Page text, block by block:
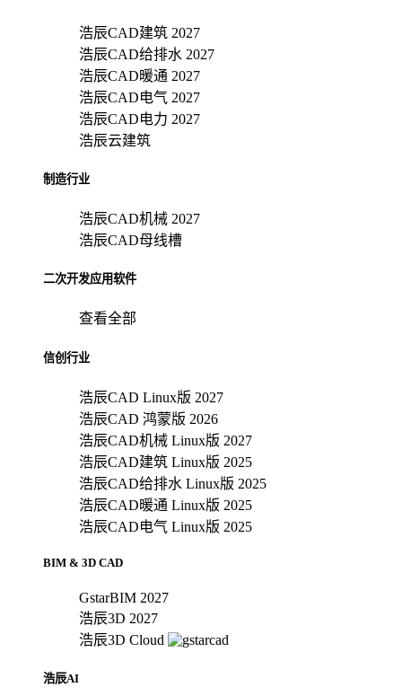
浩辰CAD建筑 2027
浩辰CAD给排水 2027
浩辰CAD暖通 2027
浩辰CAD电气 2027
浩辰CAD电力 2027
浩辰云建筑
制造行业
浩辰CAD机械 2027
浩辰CAD母线槽
二次开发应用软件
查看全部
信创行业
浩辰CAD Linux版 2027
浩辰CAD 鸿蒙版 2026
浩辰CAD机械 Linux版 2027
浩辰CAD建筑 Linux版 2025
浩辰CAD给排水 Linux版 2025
浩辰CAD暖通 Linux版 2025
浩辰CAD电气 Linux版 2025
BIM & 3D CAD
GstarBIM 2027
浩辰3D 2027
浩辰3D Cloud
浩辰AI